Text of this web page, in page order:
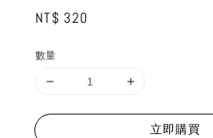
Regular
NT$ 320
數量
立即購買